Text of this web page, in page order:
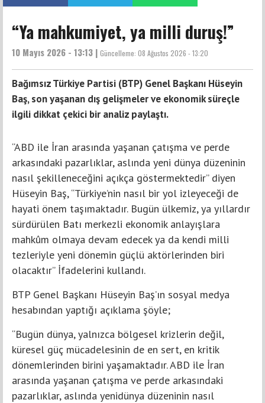
“Ya mahkumiyet, ya milli duruş!”
10 Mayıs 2026 - 13:13 | Güncelleme: 08 Ağustos 2026 - 13:20
Bağımsız Türkiye Partisi (BTP) Genel Başkanı Hüseyin
Baş, son yaşanan dış gelişmeler ve ekonomik süreçle
ilgili dikkat çekici bir analiz paylaştı.
“ABD ile İran arasında yaşanan çatışma ve perde
arkasındaki pazarlıklar, aslında yeni dünya düzeninin
nasıl şekilleneceğini açıkça göstermektedir” diyen
Hüseyin Baş, “Türkiye’nin nasıl bir yol izleyeceği de
hayati önem taşımaktadır. Bugün ülkemiz, ya yıllardır
sürdürülen Batı merkezli ekonomik anlayışlara
mahkûm olmaya devam edecek ya da kendi milli
tezleriyle yeni dönemin güçlü aktörlerinden biri
olacaktır” İfadelerini kullandı.
BTP Genel Başkanı Hüseyin Baş’ın sosyal medya
hesabından yaptığı açıklama şöyle;
“Bugün dünya, yalnızca bölgesel krizlerin değil,
küresel güç mücadelesinin de en sert, en kritik
dönemlerinden birini yaşamaktadır. ABD ile İran
arasında yaşanan çatışma ve perde arkasındaki
pazarlıklar, aslında yenidünya düzeninin nasıl